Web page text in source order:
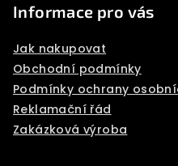
Informace pro vás
Jak nakupovat
Obchodní podmínky
Podmínky ochrany
Reklamační řád
Zakázková výroba